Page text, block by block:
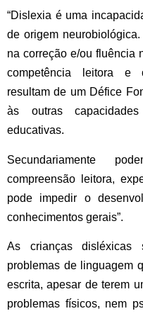
“Dislexia é uma
de origem
na correção e/ou fluência
competência leitora e
resultam de um Défice
às outras
educativas.
Secundariamente
compreensão leitora,
pode impedir o
conhecimentos gerais”.
As crianças disléxicas
problemas de linguagem
escrita,apesar de terem
problemas físicos, nem